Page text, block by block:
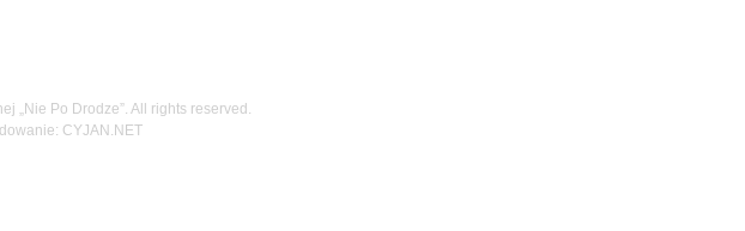
„Nie Po Drodze”. All rights reserved.
CYJAN.NET